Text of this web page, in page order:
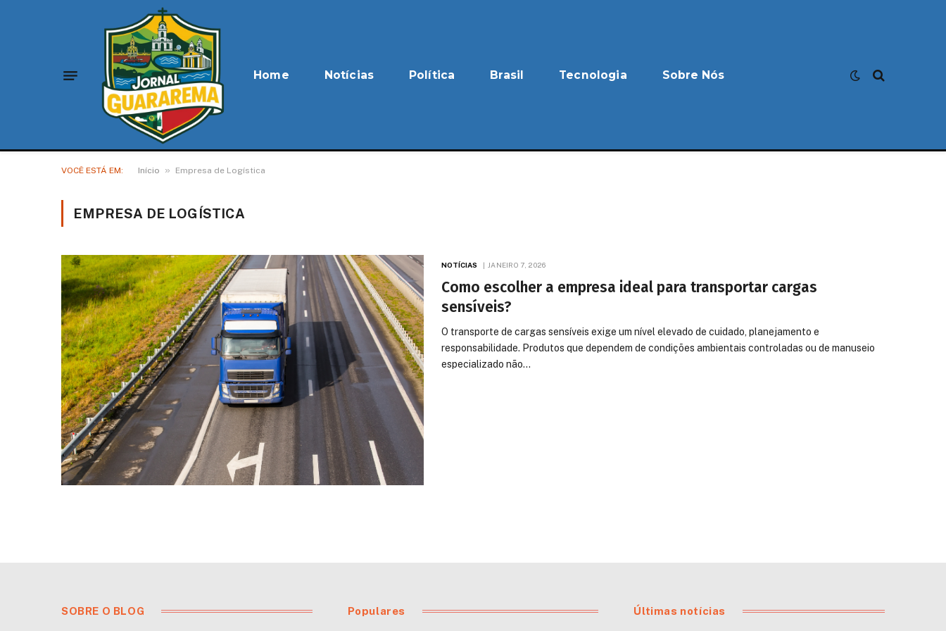
Home Notícias Política Brasil Tecnologia Sobre Nós
VOCÊ ESTÁ EM: Início » Empresa de Logística
EMPRESA DE LOGÍSTICA
NOTÍCIAS JANEIRO 7, 2026
Como escolher a empresa ideal para transportar cargas
sensíveis?
O transporte de cargas sensíveis exige um nível elevado de cuidado, planejamento e
responsabilidade. Produtos que dependem de condições ambientais controladas ou de manuseio
especializado não…
SOBRE O BLOG Populares Últimas notícias